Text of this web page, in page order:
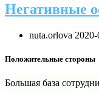
Негативные
nuta.orlova
Положительные стороны
Большая база